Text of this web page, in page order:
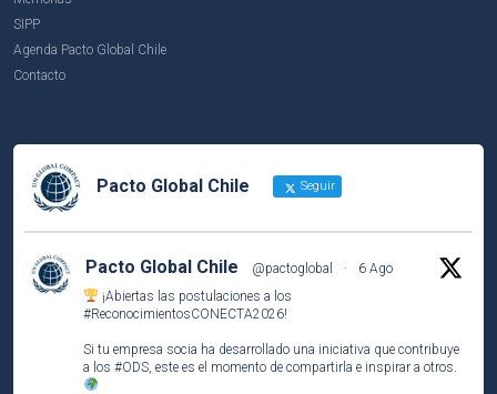
SIPP
Agenda Pacto Global Chile
Contacto
Pacto Global Chile Seguir
Pacto Global Chile @pactoglobal ·
6 Ago
¡Abiertas las postulaciones a los
#ReconocimientosCONECTA2026!
Si tu empresa socia ha desarrollado una iniciativa que contribuye
a los #ODS , este es el momento de compartirla e inspirar a otros.